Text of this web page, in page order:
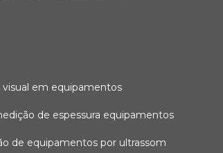
visual em equipamentos
de espessura equipamentos
de equipamentos por ultrassom